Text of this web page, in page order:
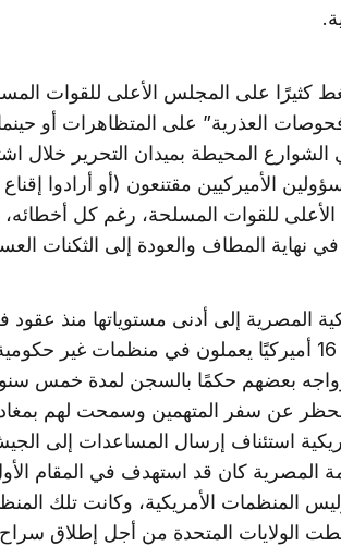
كثيرًا على المجلس الأعلى للقوات
العذرية” على المتظاهرات أو
المحيطة بميدان التحرير خلال
الأميركيين مقتنعون (أو أرادوا
للقوات المسلحة، رغم كل أخطائه،
نهاية المطاف والعودة إلى الثكنات
المصرية إلى أدنى مستوياتها منذ
فبراير الماضي، عندما اتُّهم 16 أميركيًا يعملون في منظمات غير
بعضهم حكمًا بالسجن لمدة خمس
عن سفر المتهمين وسمحت لهم
استئناف إرسال المساعدات إلى
المصرية كان قد استهدف في المقام
المنظمات الأمريكية، وكانت تلك
الولايات المتحدة من أجل إطلاق سراح